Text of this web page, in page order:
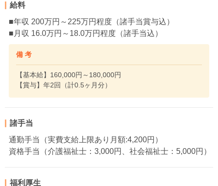
給料
■年収 200万円～225万円程度（諸手当賞与込）
■月収 16.0万円～18.0万円程度（諸手当込）
備 考
【基本給】160,000円～180,000円
【賞与】年2回（計0.5ヶ月分）
諸手当
通勤手当（実費支給上限あり月額:4,200円）
資格手当（介護福祉士：3,000円、社会福祉士：5,000円）
福利厚生